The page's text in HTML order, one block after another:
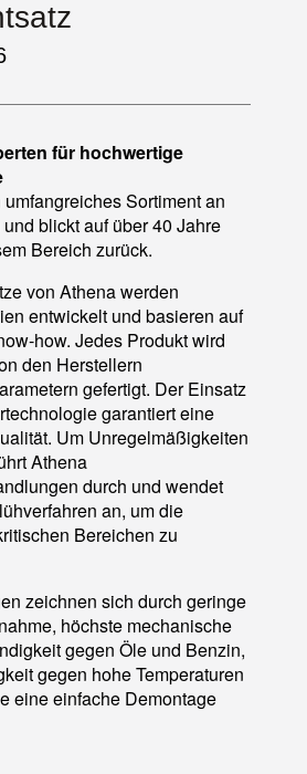
für hochwertige
Sortiment an
blickt auf über 40 Jahre
Bereich zurück.
von Athena werden
entwickelt und basieren auf
how. Jedes Produkt wird
den Herstellern
gefertigt. Der Einsatz
garantiert eine
Um Unregelmäßigkeiten
Athena
durch und wendet
an, um die
Bereichen zu
zeichnen sich durch geringe
höchste mechanische
gegen Öle und Benzin,
gegen hohe Temperaturen
eine einfache Demontage